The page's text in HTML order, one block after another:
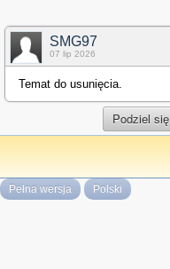
SMG97
07 lip 2026
Temat do usunięcia.
Podziel się
Pełna wersja Polski